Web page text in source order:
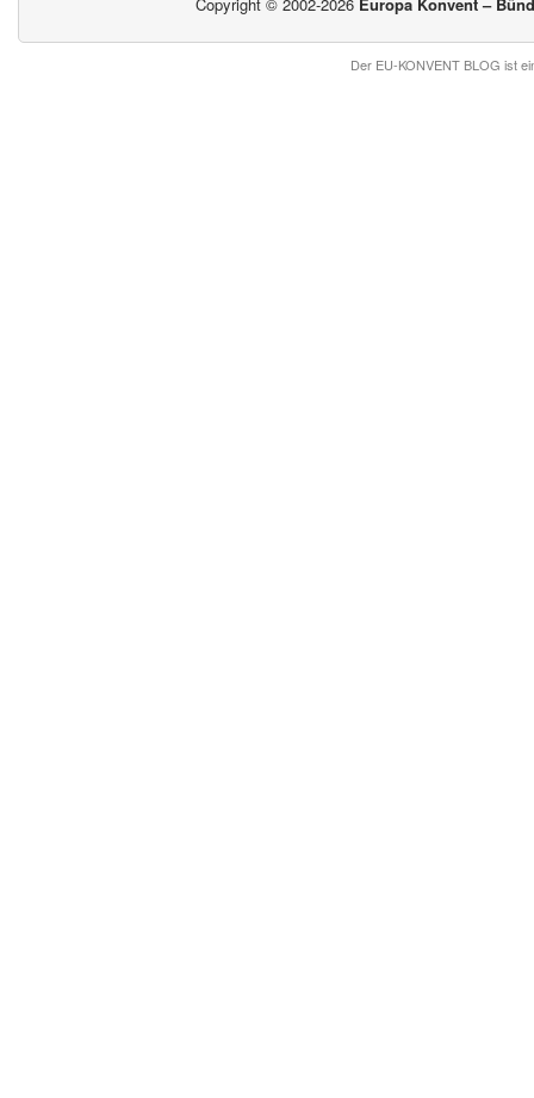
Der EU-KONVENT BLOG ist